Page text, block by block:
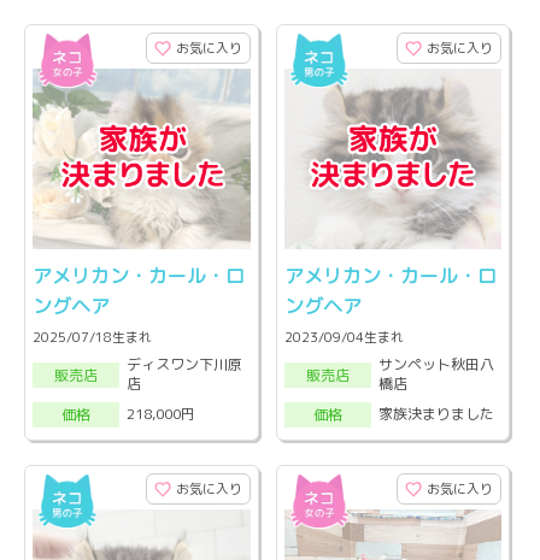
お気に入り
アメリカン・カール・ロ
ングヘア
2025/07/18生まれ
販売店
ディスワン下川原
店
価格
218,000円
お気に入り
アメリカン・カール・ロ
ングヘア
2023/09/04生まれ
販売店
サンペット秋田八
橋店
価格
家族決まりました
お気に入り お気に入り